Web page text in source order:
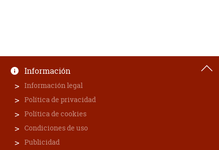
Información
Información legal
Política de privacidad
Política de cookies
Condiciones de uso
Publicidad